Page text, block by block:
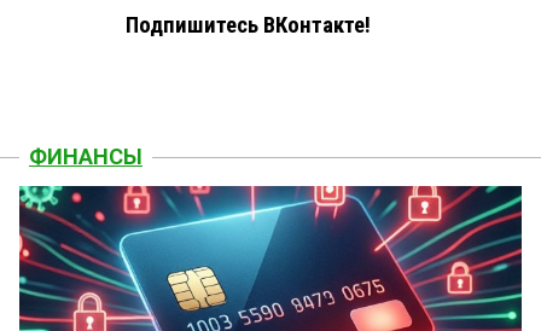
Подпишитесь ВКонтакте!
ФИНАНСЫ